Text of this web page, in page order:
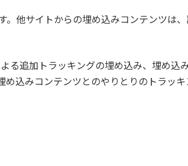
他サイトからの埋め込みコンテンツは
る追加トラッキングの埋め込み、埋め込
込みコンテンツとのやりとりのトラッキ